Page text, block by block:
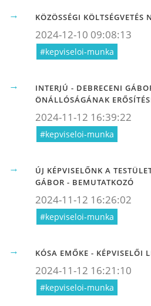
KÖZÖSSÉGI KÖLTSÉGVETÉS
#kepviseloi-munka
2024-12-10 09:08:13
INTERJÚ - DEBRECENI
ÖNÁLLÓSÁGÁNAK
#kepviseloi-munka
2024-11-12 16:39:22
ÚJ KÉPVISELŐNK A
GÁBOR - BEMUTATKOZÓ
#kepviseloi-munka
2024-11-12 16:26:02
KÓSA EMŐKE - KÉPVISELŐI
#kepviseloi-munka
2024-11-12 16:21:10